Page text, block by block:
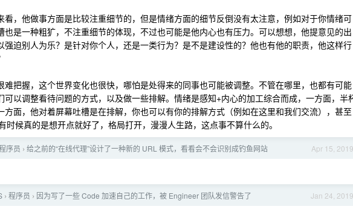
看，他做事方面是比较注重细节的，但是情绪方面的细节反倒没有太注意，例如对于你情绪可
也是一种粗犷，不注重细节的体现，不过也可能是他内心也有压力。可以想想，他提意见的出
强迫别人为乐？是针对你个人，还是一类行为？是不是建设性的？他也有他的职责，他这样行
难把握，这个世界变化也很快，哪怕是处得来的同事也可能被调整。不管在哪里，也都有可能
可以调整看待问题的方式，以及做一些排解。情绪是感知+内心的加工综合而成，一方面，半
方面，他对着屏幕吐槽是在排解，你也可以有你的排解方式（例如在这里和我们交流），甚至
时候真的是想开点就好了，格局打开，漫漫人生路，这点事不算什么的。
Apr 15, 2019
序员 › 给之前的“在线代理”设计了一种新的 URL 模式，看看会不会识别成钓鱼网站
Jan 24, 2019
› 程序员 › 因为写了一些 Code 加速自己的工作，被 Engineer 团队发信警告了